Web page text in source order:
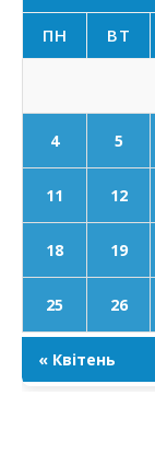
ПН ВТ
4 5
11 12
18 19
25 26
« Квітень